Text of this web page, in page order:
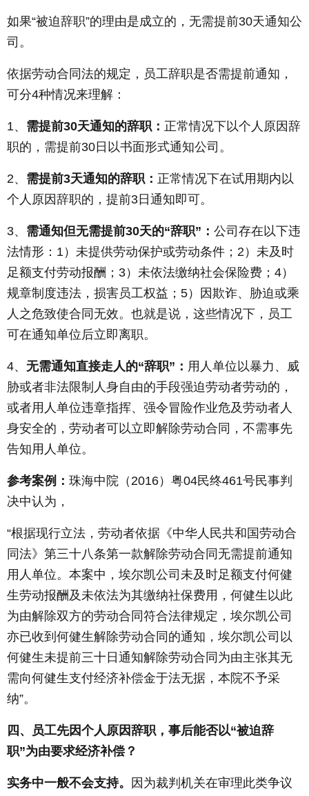
如果“被迫辞职”的理由是成立的，无需提前30天通知公
司。
依据劳动合同法的规定，员工辞职是否需提前通知，
可分4种情况来理解：
1、 需提前30天通知的辞职： 正常情况下以个人原因辞
职的，需提前30日以书面形式通知公司。
2、 需提前3天通知的辞职： 正常情况下在试用期内以
个人原因辞职的，提前3日通知即可。
3、 需通知但无需提前30天的“辞职”： 公司存在以下违
法情形：1）未提供劳动保护或劳动条件；2）未及时
足额支付劳动报酬；3）未依法缴纳社会保险费；4）
规章制度违法，损害员工权益；5）因欺诈、胁迫或乘
人之危致使合同无效。也就是说，这些情况下，员工
可在通知单位后立即离职。
4、 无需通知直接走人的“辞职”： 用人单位以暴力、威
胁或者非法限制人身自由的手段强迫劳动者劳动的，
或者用人单位违章指挥、强令冒险作业危及劳动者人
身安全的，劳动者可以立即解除劳动合同，不需事先
告知用人单位。
参考案例： 珠海中院（2016）粤04民终461号民事判
决中认为，
“根据现行立法，劳动者依据《中华人民共和国劳动合
同法》第三十八条第一款解除劳动合同无需提前通知
用人单位。本案中，埃尔凯公司未及时足额支付何健
生劳动报酬及未依法为其缴纳社保费用，何健生以此
为由解除双方的劳动合同符合法律规定，埃尔凯公司
亦已收到何健生解除劳动合同的通知，埃尔凯公司以
何健生未提前三十日通知解除劳动合同为由主张其无
需向何健生支付经济补偿金于法无据，本院不予采
纳”。
四、员工先因个人原因辞职，事后能否以“被迫辞
职”为由要求经济补偿？
实务中一般不会支持。
因为裁判机关在审理此类争议